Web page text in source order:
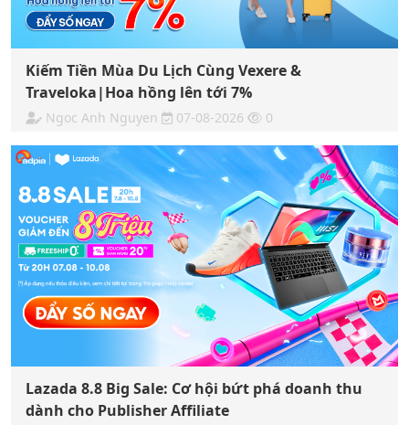
Kiếm Tiền Mùa Du Lịch Cùng Vexere &
Traveloka|Hoa hồng lên tới 7%
Ngoc Anh Nguyen 07-08-2026 0
Lazada 8.8 Big Sale: Cơ hội bứt phá doanh thu
dành cho Publisher Affiliate